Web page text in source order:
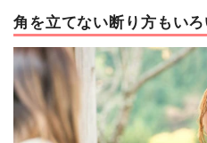
角を立てない断り方もい